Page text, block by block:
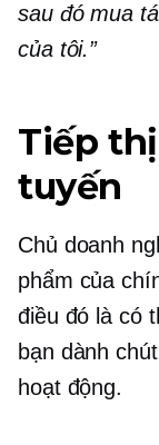
sau đó mua
của tôi.”
Tiếp
tuyến
Chủ doanh
phẩm của
điều đó là có
bạn dành
hoạt động.